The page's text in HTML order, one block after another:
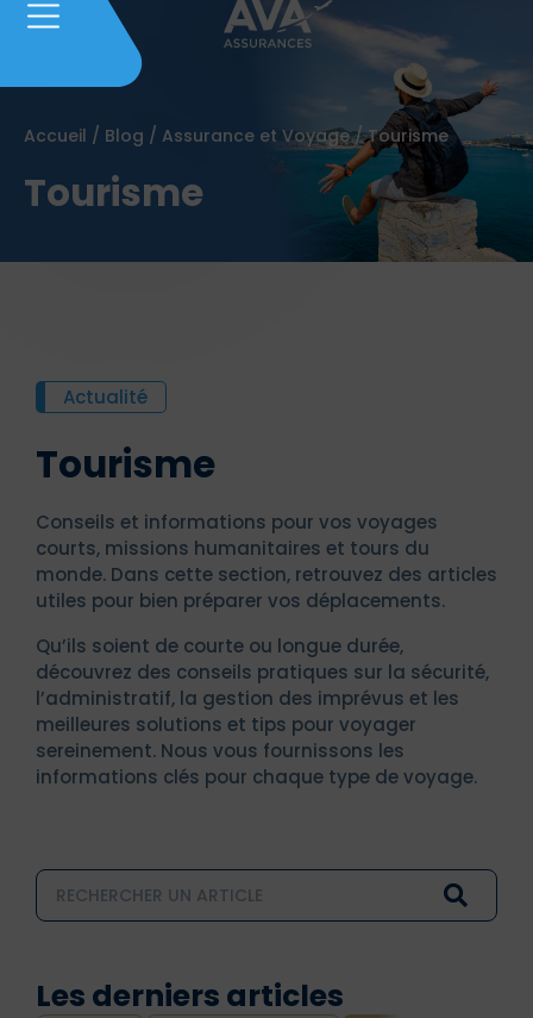
Accueil / Blog / Assurance et Voyage/Tourisme
Tourisme
Actualité
Tourisme
Conseils et informations pour vos voyages
courts, missions humanitaires et tours du
monde. Dans cette section, retrouvez des articles
utiles pour bien préparer vos déplacements.
Qu’ils soient de courte ou longue durée,
découvrez des conseils pratiques sur la sécurité,
l’administratif, la gestion des imprévus et les
meilleures solutions et tips pour voyager
sereinement. Nous vous fournissons les
informations clés pour chaque type de voyage.
Les derniers articles